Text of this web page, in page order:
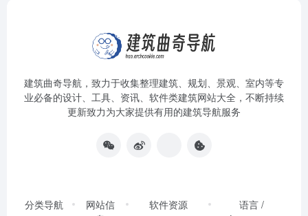
建筑曲奇导航 ，致力于收集整理建筑、规划、景观、室内等专
业必备的设计、工具、资讯、软件类建筑网站大全，不断持续
更新致力为大家提供有用的建筑导航服务
分类导航
网站信
软件资源
语言 /